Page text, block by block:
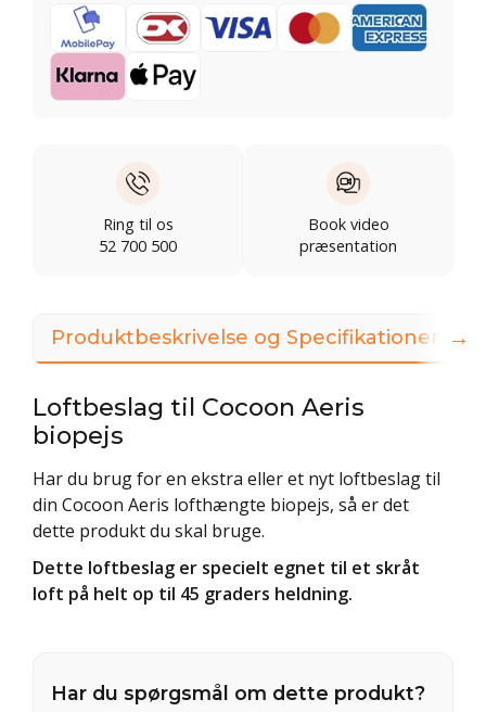
Ring til os
52 700 500
Book video
præsentation
Produktbeskrivelse og Specifikationer
Loftbeslag til Cocoon Aeris
biopejs
Har du brug for en ekstra eller et nyt loftbeslag til
din Cocoon Aeris lofthængte biopejs, så er det
dette produkt du skal bruge.
Dette loftbeslag er specielt egnet til et skråt
loft på helt op til 45 graders heldning.
Har du spørgsmål om dette produkt?
→